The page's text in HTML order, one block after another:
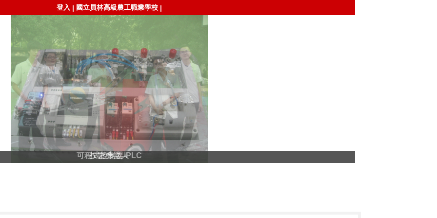
登入 | 國立員林高級農工職業學校 |
可程式控制器-PLC
投籃機器人